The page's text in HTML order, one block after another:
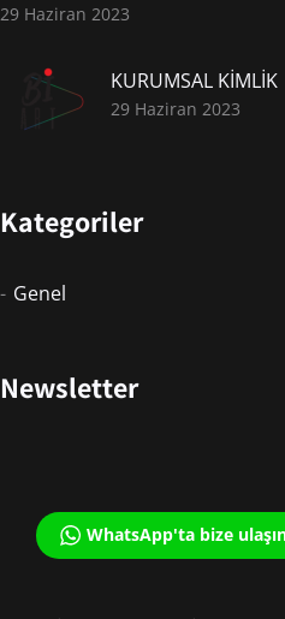
29 Haziran 2023
KURUMSAL KİMLİK
29 Haziran 2023
Kategoriler
Genel
Newsletter
WhatsApp'ta bize